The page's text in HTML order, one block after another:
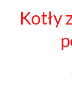
Kotły